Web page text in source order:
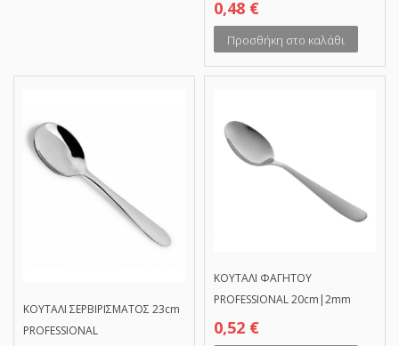
0,48 €
Προσθήκη στο καλάθι
ΚΟΥΤΑΛΙ ΣΕΡΒΙΡΙΣΜΑΤΟΣ 23cm
PROFESSIONAL
ΚΟΥΤΑΛΙ ΦΑΓΗΤΟΥ
PROFESSIONAL 20cm|2mm
0,52 €